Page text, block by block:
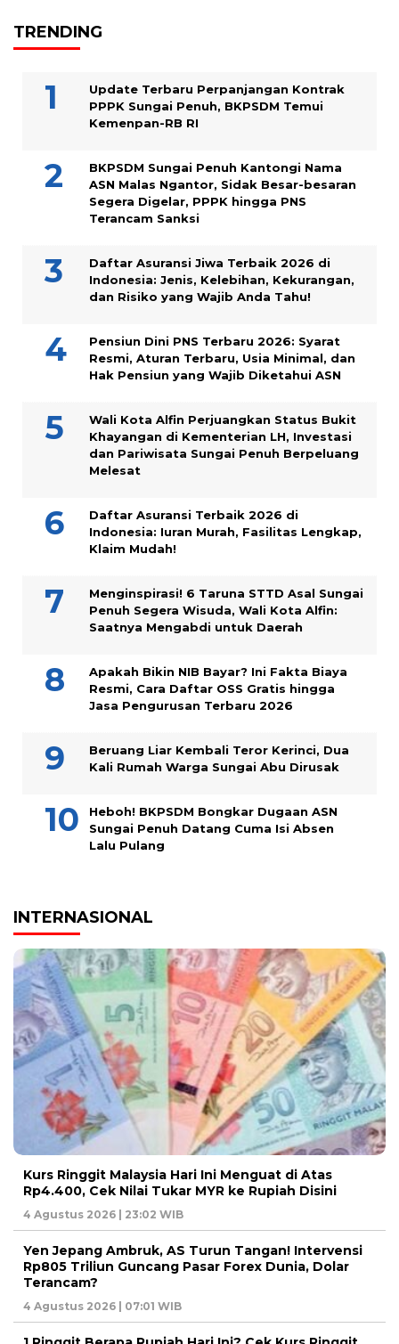
TRENDING
Update Terbaru Perpanjangan Kontrak
PPPK Sungai Penuh, BKPSDM Temui
Kemenpan-RB RI
BKPSDM Sungai Penuh Kantongi Nama
ASN Malas Ngantor, Sidak Besar-besaran
Segera Digelar, PPPK hingga PNS
Terancam Sanksi
Daftar Asuransi Jiwa Terbaik 2026 di
Indonesia: Jenis, Kelebihan, Kekurangan,
dan Risiko yang Wajib Anda Tahu!
Pensiun Dini PNS Terbaru 2026: Syarat
Resmi, Aturan Terbaru, Usia Minimal, dan
Hak Pensiun yang Wajib Diketahui ASN
Wali Kota Alfin Perjuangkan Status Bukit
Khayangan di Kementerian LH, Investasi
dan Pariwisata Sungai Penuh Berpeluang
Melesat
Daftar Asuransi Terbaik 2026 di
Indonesia: Iuran Murah, Fasilitas Lengkap,
Klaim Mudah!
Menginspirasi! 6 Taruna STTD Asal Sungai
Penuh Segera Wisuda, Wali Kota Alfin:
Saatnya Mengabdi untuk Daerah
Apakah Bikin NIB Bayar? Ini Fakta Biaya
Resmi, Cara Daftar OSS Gratis hingga
Jasa Pengurusan Terbaru 2026
Beruang Liar Kembali Teror Kerinci, Dua
Kali Rumah Warga Sungai Abu Dirusak
Heboh! BKPSDM Bongkar Dugaan ASN
Sungai Penuh Datang Cuma Isi Absen
Lalu Pulang
INTERNASIONAL
Kurs Ringgit Malaysia Hari Ini Menguat di Atas
Rp4.400, Cek Nilai Tukar MYR ke Rupiah Disini
4 Agustus 2026 | 23:02 WIB
Yen Jepang Ambruk, AS Turun Tangan! Intervensi
Rp805 Triliun Guncang Pasar Forex Dunia, Dolar
Terancam?
4 Agustus 2026 | 07:01 WIB